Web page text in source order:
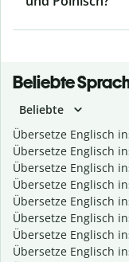
Beliebte
Beliebte
Übersetze Englisch
Übersetze Englisch
Übersetze Englisch
Übersetze Englisch
Übersetze Englisch
Übersetze Englisch
Übersetze Englisch
Übersetze Englisch